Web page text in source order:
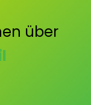
über